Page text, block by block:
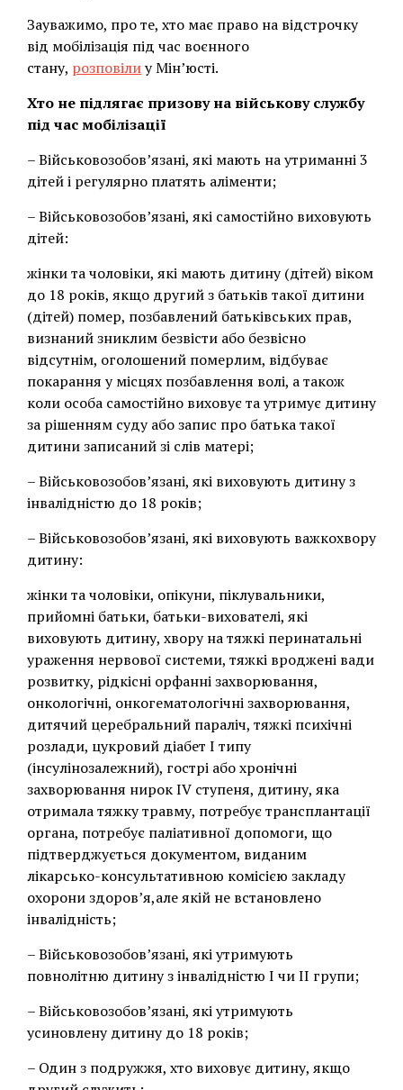
Зауважимо, про те, хто має право на відстрочку
від мобілізація під час воєнного
стану, розповілиу Мін’юсті.
Хто не підлягає призову на військову службу
під час мобілізації
– Військовозобов’язані, які мають на утриманні 3
дітей і регулярно платять аліменти;
– Військовозобов’язані, які самостійно виховують
дітей:
жінки та чоловіки, які мають дитину (дітей) віком
до 18 років, якщо другий з батьків такої дитини
(дітей) помер, позбавлений батьківських прав,
визнаний зниклим безвісти або безвісно
відсутнім, оголошений померлим, відбуває
покарання у місцях позбавлення волі, а також
коли особа самостійно виховує та утримує дитину
за рішенням суду або запис про батька такої
дитини записаний зі слів матері;
– Військовозобов’язані, які виховують дитину з
інвалідністю до 18 років;
– Військовозобов’язані, які виховують важкохвору
дитину:
жінки та чоловіки, опікуни, піклувальники,
прийомні батьки, батьки-вихователі, які
виховують дитину, хвору на тяжкі перинатальні
ураження нервової системи, тяжкі вроджені вади
розвитку, рідкісні орфанні захворювання,
онкологічні, онкогематологічні захворювання,
дитячий церебральний параліч, тяжкі психічні
розлади, цукровий діабет I типу
(інсулінозалежний), гострі або хронічні
захворювання нирок IV ступеня, дитину, яка
отримала тяжку травму, потребує трансплантації
органа, потребує паліативної допомоги, що
підтверджується документом, виданим
лікарсько-консультативною комісією закладу
охорони здоров’я,але якій не встановлено
інвалідність;
– Військовозобов’язані, які утримують
повнолітню дитину з інвалідністю І чи ІІ групи;
– Військовозобов’язані, які утримують
усиновлену дитину до 18 років;
– Один з подружжя, хто виховує дитину, якщо